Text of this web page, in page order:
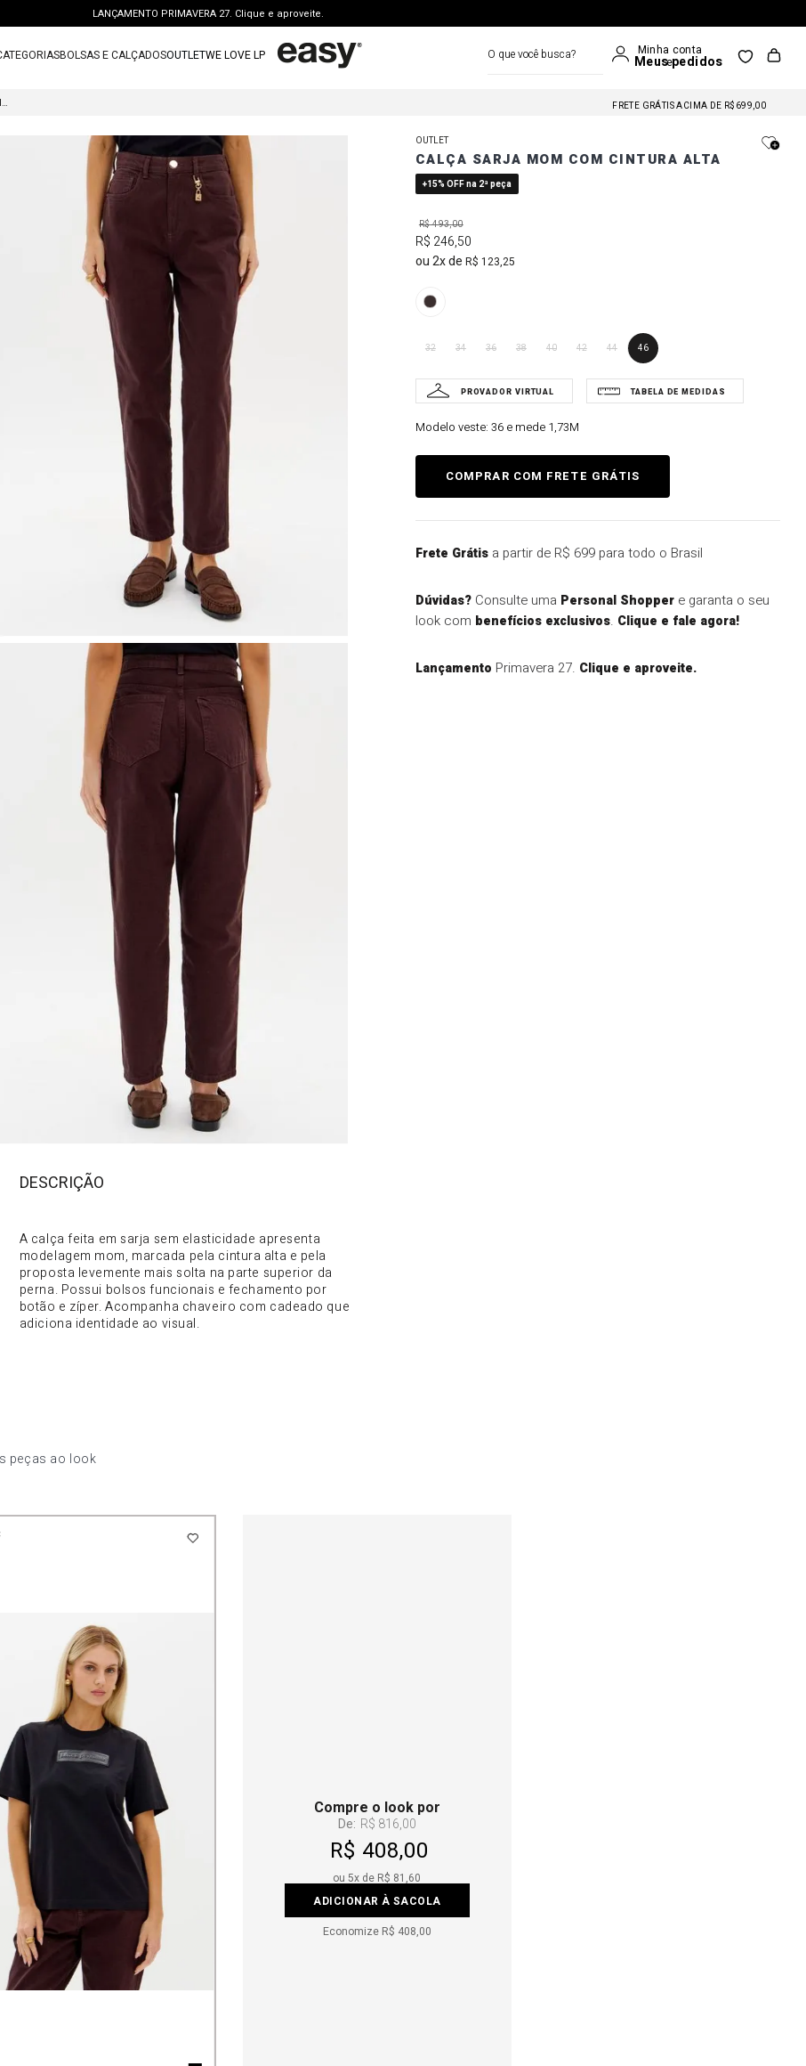
LANÇAMENTO PRIMAVERA 27. Clique e aproveite.
PERSONAL SHOPPER | garanta benefícios exclusivos. CONSULTAR >
FRETE GRÁTIS | a partir de R$ 699. APROVEITAR >
BOLSAS E CALÇADOSOUTLETWE LOVE LP
CALÇA SARJA MOM COM CINTURA ALTA
FRETE GRÁTIS ACIMA DE R$699,00
FRETE GRÁTIS NAS COMPRAS A PARTIR DE R$699
FRETE GRÁTIS ACIMA DE R$699,00
A calça feita em sarja sem elasticidade apresenta
modelagem mom, marcada pela cintura alta e pela
proposta levemente mais solta na parte superior da
perna. Possui bolsos funcionais e fechamento por
botão e zíper. Acompanha chaveiro com cadeado que
adiciona identidade ao visual.
OUTLET
CALÇA SARJA MOM COM CINTURA ALTA
+15% OFF na 2ª peça
R$493,00
R$ 246,50
2
R$ 123,25
32 34 36 38 40 42 44 46
Modelo veste: 36 e mede 1,73M
Frete Grátisa partir de R$ 699 para todo o Brasil
Dúvidas?Consulte uma Personal Shoppere garanta o seu
look com benefícios exclusivos. Clique e fale agora!
Lançamento Primavera 27. Clique e aproveite.
peças ao look
Compre o look por
De: R$ 816,00
R$ 408,00
ou5x de R$ 81,60
ADICIONAR À SACOLA
Economize R$ 408,00
2º
bolsa
calca jeans
blusa
º
6º
7º
vestido curto
t shirt
saia